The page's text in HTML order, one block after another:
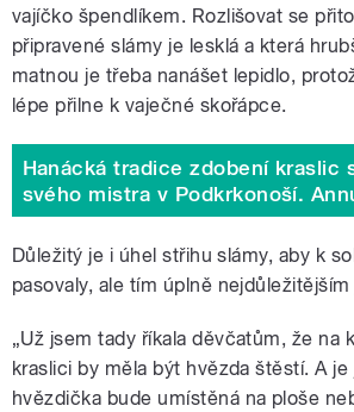
vajíčko špendlíkem. Rozlišovat se
připravené slámy je lesklá a která
matnou je třeba nanášet lepidlo,
lépe přilne k vaječné skořápce.
Hanácká tradice zdobení kraslic
svého mistra v Podkrkonoší.
Důležitý je i úhel střihu slámy, aby k
pasovaly, ale tím úplně
„Už jsem tady říkala děvčatům, že na
kraslici by měla být hvězda štěstí. A
hvězdička bude umístěná na ploše